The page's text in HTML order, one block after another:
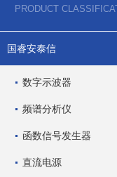
PRODUCT
国睿安泰信
数字示波器
频谱分析仪
函数信号发生器
直流电源